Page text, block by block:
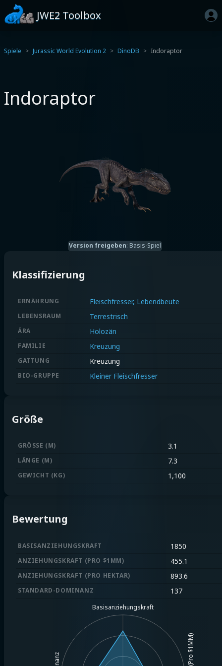
JWE2 Toolbox
Spiele Jurassic World Evolution 2 DinoDB Indoraptor
Indoraptor
Version freigeben: Basis-Spiel
Klassifizierung
ERNÄHRUNG Fleischfresser, Lebendbeute
LEBENSRAUM Terrestrisch
ÄRA Holozän
FAMILIE Kreuzung
GATTUNG Kreuzung
BIO-GRUPPE Kleiner Fleischfresser
Größe
GRÖSSE (M) 3.1
LÄNGE (M) 7.3
GEWICHT (KG) 1,100
Bewertung
BASISANZIEHUNGSKRAFT 1850
ANZIEHUNGSKRAFT (PRO $1MM) 455.1
ANZIEHUNGSKRAFT (PRO HEKTAR) 893.6
STANDARD-DOMINANZ 137
Basisanziehungskraft